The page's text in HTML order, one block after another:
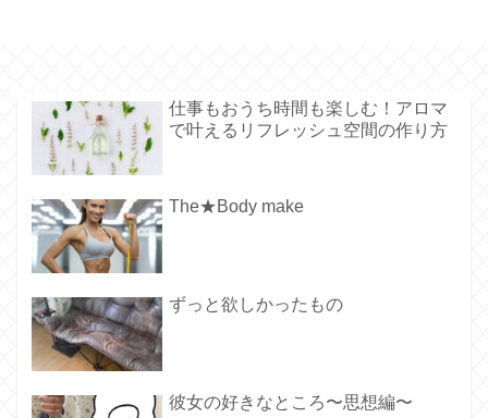
仕事もおうち時間も楽しむ！アロマ
で叶えるリフレッシュ空間の作り方
The★Body make
ずっと欲しかったもの
彼女の好きなところ〜思想編〜